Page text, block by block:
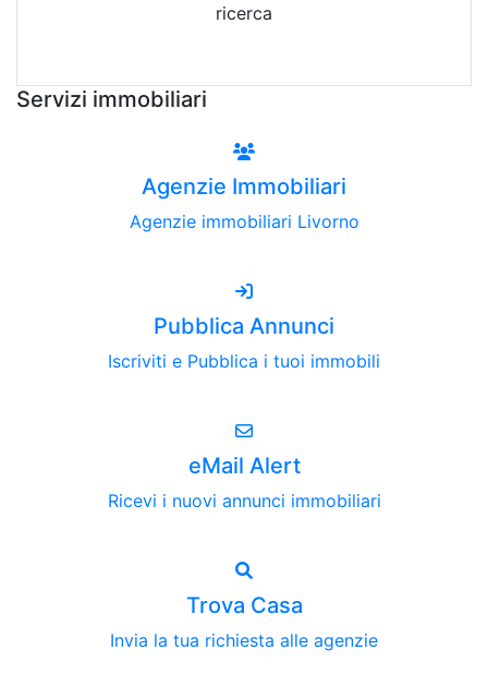
ricerca
Servizi immobiliari
Agenzie Immobiliari
Agenzie immobiliari Livorno
Pubblica Annunci
Iscriviti e Pubblica i tuoi immobili
eMail Alert
Ricevi i nuovi annunci immobiliari
Trova Casa
Invia la tua richiesta alle agenzie